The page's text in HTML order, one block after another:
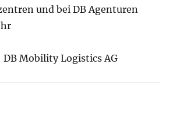
und bei DB Agenturen
DB Mobility Logistics AG